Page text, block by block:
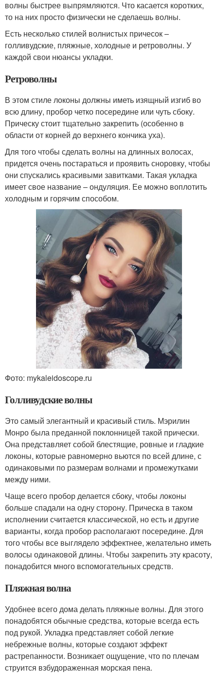
волны быстрее выпрямляются. Что касается коротких,
то на них просто физически не сделаешь волны.
Есть несколько стилей волнистых причесок –
голливудские, пляжные, холодные и ретроволны. У
каждой свои нюансы укладки.
Ретроволны
В этом стиле локоны должны иметь изящный изгиб во
всю длину, пробор четко посередине или чуть сбоку.
Прическу стоит тщательно закрепить (особенно в
области от корней до верхнего кончика уха).
Для того чтобы сделать волны на длинных волосах,
придется очень постараться и проявить сноровку, чтобы
они спускались красивыми завитками. Такая укладка
имеет свое название – ондуляция. Ее можно воплотить
холодным и горячим способом.
Фото: mykaleidoscope.ru
Голливудские волны
Это самый элегантный и красивый стиль. Мэрилин
Монро была преданной поклонницей такой прически.
Она представляет собой блестящие, ровные и гладкие
локоны, которые равномерно вьются по всей длине, с
одинаковыми по размерам волнами и промежутками
между ними.
Чаще всего пробор делается сбоку, чтобы локоны
больше спадали на одну сторону. Прическа в таком
исполнении считается классической, но есть и другие
варианты, когда пробор располагают посередине. Для
того чтобы все выглядело эффектнее, желательно иметь
волосы одинаковой длины. Чтобы закрепить эту красоту,
понадобится много вспомогательных средств.
Пляжная волна
Удобнее всего дома делать пляжные волны. Для этого
понадобятся обычные средства, которые всегда есть
под рукой. Укладка представляет собой легкие
небрежные волны, которые создают эффект
растрепанности. Возникает ощущение, что по плечам
струится взбудораженная морская пена.